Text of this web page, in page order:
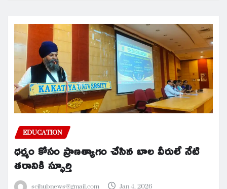
EDUCATION
ధర్మం కోసం ప్రాణత్యాగం చేసిన బాల వీరులే నేటి
తరానికి స్ఫూర్తి